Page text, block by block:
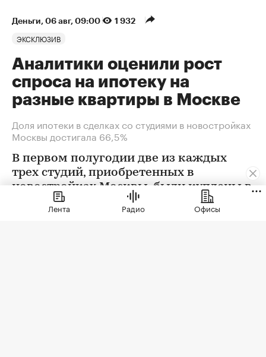
Деньги 06 авг, 09:00 1 932
ЭКСКЛЮЗИВ
Аналитики оценили рост
спроса на ипотеку на
разные квартиры в Москве
Доля ипотеки в сделках со студиями в новостройках
Москвы достигала 66,5%
В первом полугодии две из каждых
трех студий, приобретенных в
новостройках Москвы, были куплены в
ипотеку. В сегменте трешек ипотечных
сделок менее половины, а среди
Лента Радио Офисы